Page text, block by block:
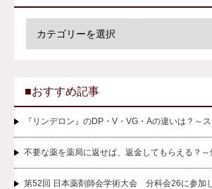
■おすすめ記事
『リンデロン』のDP・V・VG・Aの違いは？～
不要な薬を薬局に返せば、返金してもらえる？
第52回 日本薬剤師会学術大会 分科会26に参加